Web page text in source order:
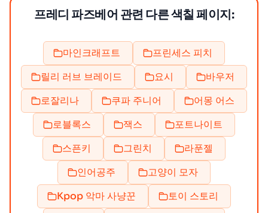
프레디 파즈베어 관련 다른 색칠 페이지:
마인크래프트
프린세스 피치
릴리 러브 브레이드
요시
바우저
로잘리나
쿠파 주니어
어몽 어스
로블록스
잭스
포트나이트
스픈키
그린치
라푼젤
인어공주
고양이 모자
Kpop 악마 사냥꾼
토이 스토리